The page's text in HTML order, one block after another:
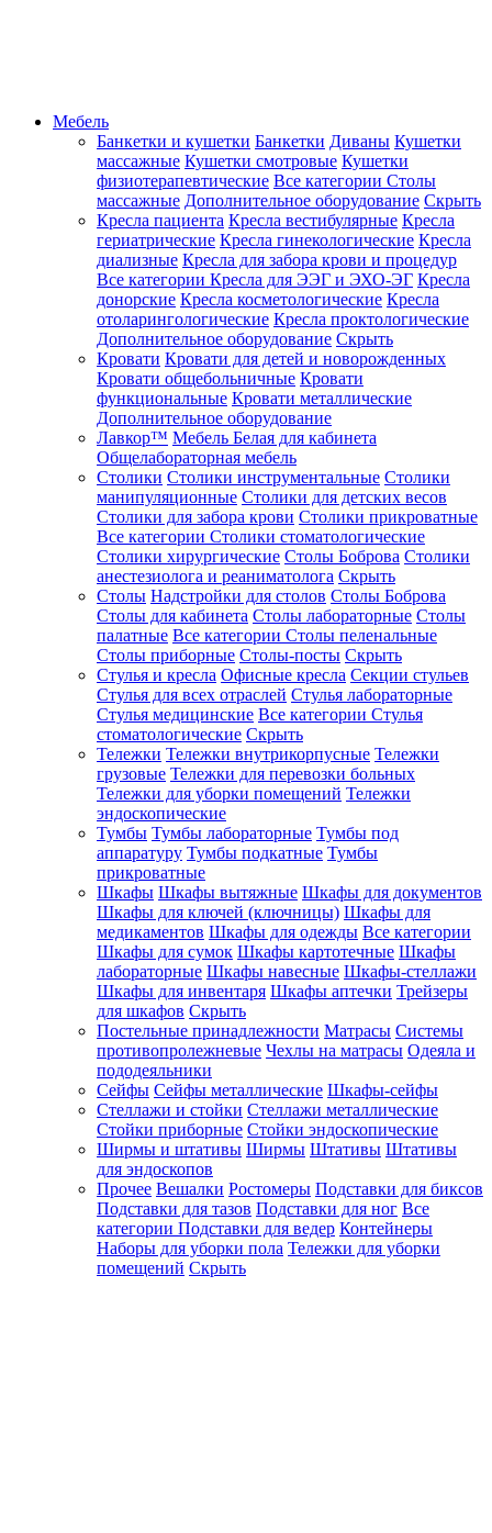
Мебель
Банкетки и кушетки Банкетки Диваны Кушетки
массажные Кушетки смотровые Кушетки
физиотерапевтические Все категории Столы
массажные Дополнительное оборудование Скрыть
Кресла пациента Кресла вестибулярные Кресла
гериатрические Кресла гинекологические Кресла
диализные Кресла для забора крови и процедур
Все категории Кресла для ЭЭГ и ЭХО-ЭГ Кресла
донорские Кресла косметологические Кресла
отоларингологические Кресла проктологические
Дополнительное оборудование Скрыть
Кровати Кровати для детей и новорожденных
Кровати общебольничные Кровати
функциональные Кровати металлические
Дополнительное оборудование
Лавкор™ Мебель Белая для кабинета
Общелабораторная мебель
Столики Столики инструментальные Столики
манипуляционные Столики для детских весов
Столики для забора крови Столики прикроватные
Все категории Столики стоматологические
Столики хирургические Столы Боброва Столики
анестезиолога и реаниматолога Скрыть
Столы Надстройки для столов Столы Боброва
Столы для кабинета Столы лабораторные Столы
палатные Все категории Столы пеленальные
Столы приборные Столы-посты Скрыть
Стулья и кресла Офисные кресла Секции стульев
Стулья для всех отраслей Стулья лабораторные
Стулья медицинские Все категории Стулья
стоматологические Скрыть
Тележки Тележки внутрикорпусные Тележки
грузовые Тележки для перевозки больных
Тележки для уборки помещений Тележки
эндоскопические
Тумбы Тумбы лабораторные Тумбы под
аппаратуру Тумбы подкатные Тумбы
прикроватные
Шкафы Шкафы вытяжные Шкафы для документов
Шкафы для ключей (ключницы) Шкафы для
медикаментов Шкафы для одежды Все категории
Шкафы для сумок Шкафы картотечные Шкафы
лабораторные Шкафы навесные Шкафы-стеллажи
Шкафы для инвентаря Шкафы аптечки Трейзеры
для шкафов Скрыть
Постельные принадлежности Матрасы Системы
противопролежневые Чехлы на матрасы Одеяла и
пододеяльники
Сейфы Сейфы металлические Шкафы-сейфы
Стеллажи и стойки Стеллажи металлические
Стойки приборные Стойки эндоскопические
Ширмы и штативы Ширмы Штативы Штативы
для эндоскопов
Прочее Вешалки Ростомеры Подставки для биксов
Подставки для тазов Подставки для ног Все
категории Подставки для ведер Контейнеры
Наборы для уборки пола Тележки для уборки
помещений Скрыть